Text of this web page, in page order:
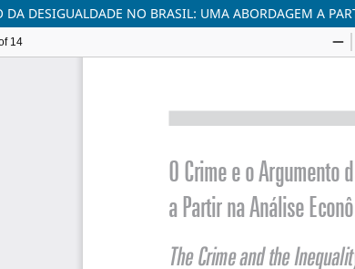
DA DESIGUALDADE NO BRASIL: UMA ABORDAGEM A